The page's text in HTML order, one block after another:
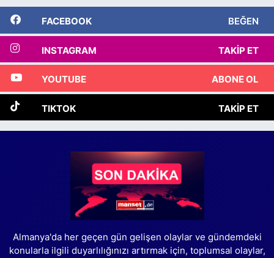
FACEBOOK BEĞEN
INSTAGRAM TAKIP ET
YOUTUBE ABONE OL
TIKTOK TAKIP ET
Almanya'da her geçen gün gelişen olaylar ve gündemdeki
konularla ilgili duyarlılığınızı artırmak için, toplumsal olaylar,